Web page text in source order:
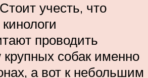
учесть, что
проводить
крупных собак именно
а вот к небольшим